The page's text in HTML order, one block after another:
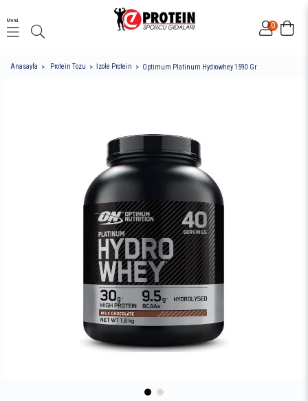
0
Menü
Anasayfa Protein Tozu İzole Protein Optimum Platinum Hydrowhey 1590 Gr